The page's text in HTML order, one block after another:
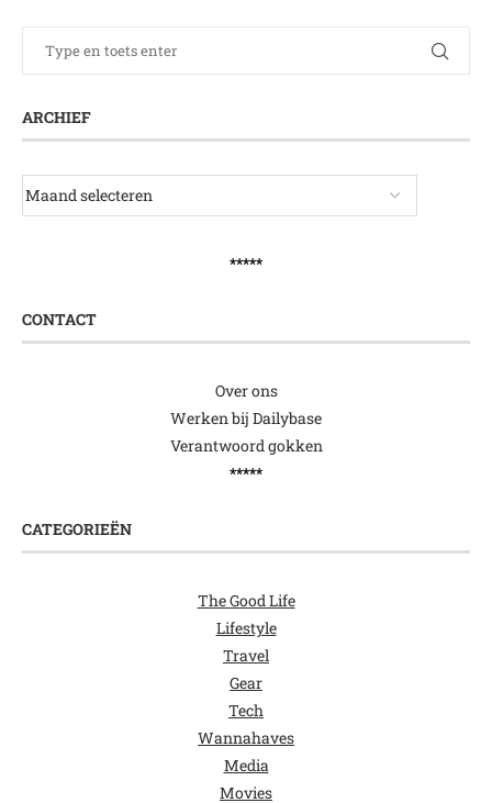
ARCHIEF
*****
CONTACT
Over ons
Werken bij Dailybase
Verantwoord gokken
*****
CATEGORIEËN
The Good Life
Lifestyle
Travel
Gear
Tech
Wannahaves
Media
Movies